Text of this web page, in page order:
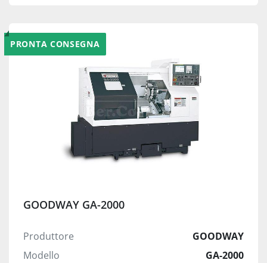
PRONTA CONSEGNA
GOODWAY GA-2000
Produttore
GOODWAY
Modello
GA-2000